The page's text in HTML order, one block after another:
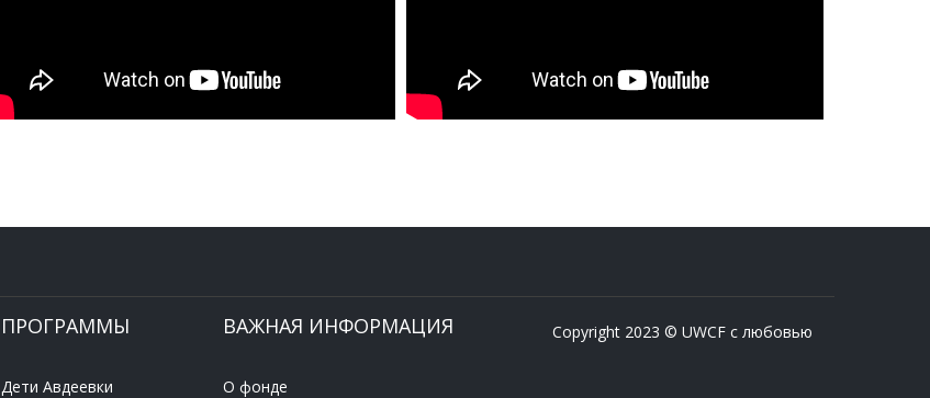
ПРОГРАММЫ
Дети Авдеевки
ВАЖНАЯ ИНФОРМАЦИЯ
О фонде
Copyright 2023 © UWCF с любовью